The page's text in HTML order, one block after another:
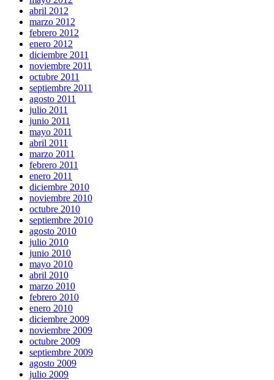
abril 2012
marzo 2012
febrero 2012
enero 2012
diciembre 2011
noviembre 2011
octubre 2011
septiembre 2011
agosto 2011
julio 2011
junio 2011
mayo 2011
abril 2011
marzo 2011
febrero 2011
enero 2011
diciembre 2010
noviembre 2010
octubre 2010
septiembre 2010
agosto 2010
julio 2010
junio 2010
mayo 2010
abril 2010
marzo 2010
febrero 2010
enero 2010
diciembre 2009
noviembre 2009
octubre 2009
septiembre 2009
agosto 2009
julio 2009